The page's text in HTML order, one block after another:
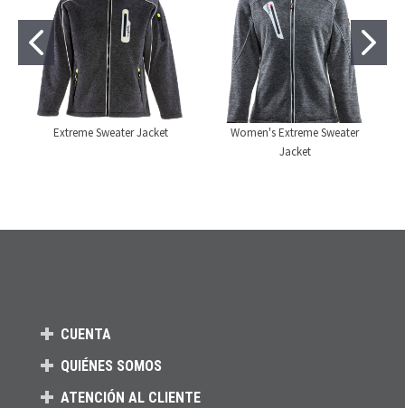
Extreme Sweater Jacket
Women's Extreme Sweater
Jacket
CUENTA
QUIÉNES SOMOS
ATENCIÓN AL CLIENTE